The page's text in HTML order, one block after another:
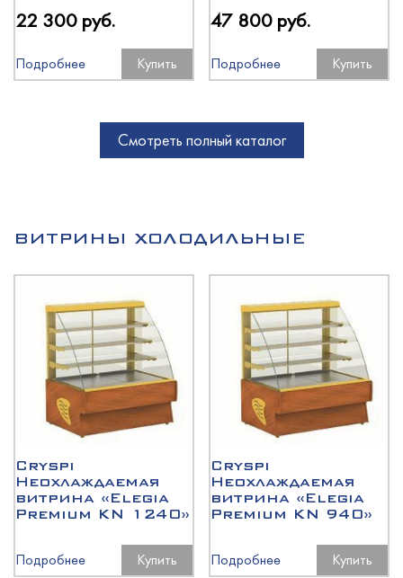
22 300 руб.
Подробнее Купить
47 800 руб.
Подробнее Купить
Смотреть полный каталог
ВИТРИНЫ ХОЛОДИЛЬНЫЕ
Cryspi
Неохлаждаемая
витрина «Elegia
Premium KN 1240»
Подробнее Купить
Cryspi
Неохлаждаемая
витрина «Elegia
Premium KN 940»
Подробнее Купить